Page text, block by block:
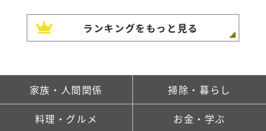
ランキングをもっと見る
家族・人間関係 掃除・暮らし
料理・グルメ お金・学ぶ